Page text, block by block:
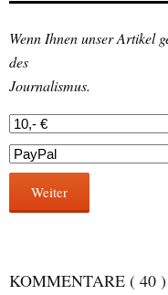
Wenn Ihnen unser Artikel
des
Journalismus.
Weiter
KOMMENTARE ( 40 )